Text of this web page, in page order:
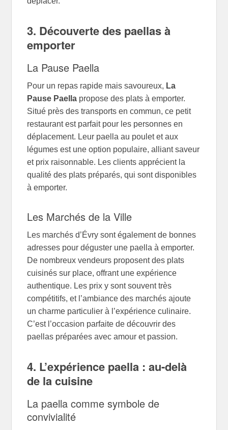
3. Découverte des paellas à
emporter
La Pause Paella
Pour un repas rapide mais savoureux, La
Pause Paella propose des plats à emporter.
Situé près des transports en commun, ce petit
restaurant est parfait pour les personnes en
déplacement. Leur paella au poulet et aux
légumes est une option populaire, alliant saveur
et prix raisonnable. Les clients apprécient la
qualité des plats préparés, qui sont disponibles
à emporter.
Les Marchés de la Ville
Les marchés d’Évry sont également de bonnes
adresses pour déguster une paella à emporter.
De nombreux vendeurs proposent des plats
cuisinés sur place, offrant une expérience
authentique. Les prix y sont souvent très
compétitifs, et l’ambiance des marchés ajoute
un charme particulier à l’expérience culinaire.
C’est l’occasion parfaite de découvrir des
paellas préparées avec amour et passion.
4. L’expérience paella : au-delà
de la cuisine
La paella comme symbole de
convivialité